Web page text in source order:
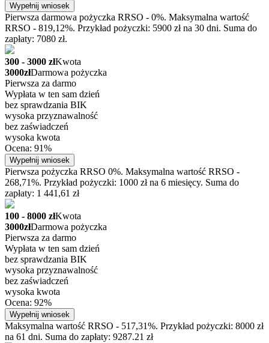
Wypełnij wniosek
Pierwsza darmowa pożyczka RRSO - 0%. Maksymalna wartość
RRSO - 819,12%. Przykład pożyczki: 5900 zł na 30 dni. Suma do
zapłaty: 7080 zł.
300 - 3000 złKwota
3000złDarmowa pożyczka
Pierwsza za darmo
Wypłata w ten sam dzień
bez sprawdzania BIK
wysoka przyznawalność
bez zaświadczeń
wysoka kwota
Ocena: 91%
Wypełnij wniosek
Pierwsza pożyczka RRSO 0%. Maksymalna wartość RRSO -
268,71%. Przykład pożyczki: 1000 zł na 6 miesięcy. Suma do
zapłaty: 1 441,61 zł
100 - 8000 złKwota
3000złDarmowa pożyczka
Pierwsza za darmo
Wypłata w ten sam dzień
bez sprawdzania BIK
wysoka przyznawalność
bez zaświadczeń
wysoka kwota
Ocena: 92%
Wypełnij wniosek
Maksymalna wartość RRSO - 517,31%. Przykład pożyczki: 8000 zł
na 61 dni. Suma do zapłaty: 9287.21 zł